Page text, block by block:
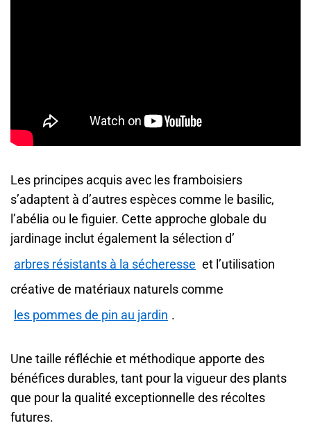
Les principes acquis avec les framboisiers
s’adaptent à d’autres espèces comme le basilic,
l’abélia ou le figuier. Cette approche globale du
jardinage inclut également la sélection d’
arbres résistants à la sécheresse et l’utilisation
créative de matériaux naturels comme
les pommes de pin au jardin .
Une taille réfléchie et méthodique apporte des
bénéfices durables, tant pour la vigueur des plants
que pour la qualité exceptionnelle des récoltes
futures.